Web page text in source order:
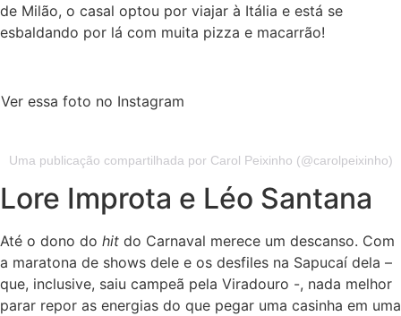
de Milão, o casal optou por viajar à Itália e está se
esbaldando por lá com muita pizza e macarrão!
Ver essa foto no Instagram
Uma publicação compartilhada por Carol Peixinho (@carolpeixinho)
Lore Improta e Léo Santana
Até o dono do hit do Carnaval merece um descanso. Com
a maratona de shows dele e os desfiles na Sapucaí dela –
que, inclusive, saiu campeã pela Viradouro -, nada melhor
parar repor as energias do que pegar uma casinha em uma